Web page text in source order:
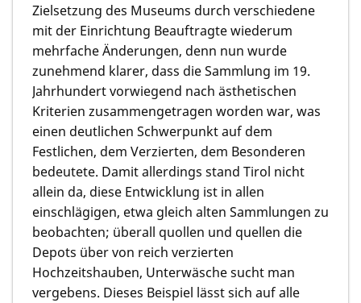
Zielsetzung des Museums durch verschiedene
mit der Einrichtung Beauftragte wiederum
mehrfache Änderungen, denn nun wurde
zunehmend klarer, dass die Sammlung im 19.
Jahrhundert vorwiegend nach ästhetischen
Kriterien zusammengetragen worden war, was
einen deutlichen Schwerpunkt auf dem
Festlichen, dem Verzierten, dem Besonderen
bedeutete. Damit allerdings stand Tirol nicht
allein da, diese Entwicklung ist in allen
einschlägigen, etwa gleich alten Sammlungen zu
beobachten; überall quollen und quellen die
Depots über von reich verzierten
Hochzeitshauben, Unterwäsche sucht man
vergebens. Dieses Beispiel lässt sich auf alle